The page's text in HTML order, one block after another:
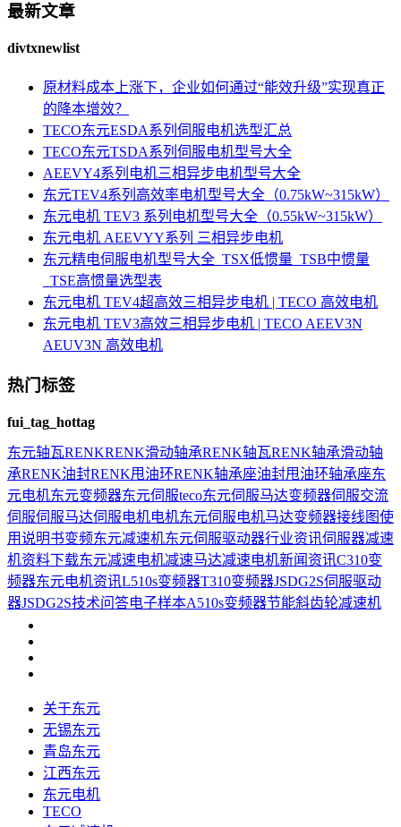
最新文章
divtxnewlist
原材料成本上涨下，企业如何通过“能效升级”实现真正
的降本增效？
TECO东元ESDA系列伺服电机选型汇总
TECO东元TSDA系列伺服电机型号大全
AEEVY4系列电机三相异步电机型号大全
东元TEV4系列高效率电机型号大全（0.75kW~315kW）
东元电机 TEV3 系列电机型号大全（0.55kW~315kW）
东元电机 AEEVYY系列 三相异步电机
东元精电伺服电机型号大全_TSX低惯量_TSB中惯量
_TSE高惯量选型表
东元电机 TEV4超高效三相异步电机 | TECO 高效电机
东元电机 TEV3高效三相异步电机 | TECO AEEV3N
AEUV3N 高效电机
热门标签
fui_tag_hottag
东元轴瓦RENKRENK滑动轴承RENK轴瓦RENK轴承滑动轴
承RENK油封RENK甩油环RENK轴承座油封甩油环轴承座东
元电机东元变频器东元伺服teco东元伺服马达变频器伺服交流
伺服伺服马达伺服电机电机东元伺服电机马达变频器接线图使
用说明书变频东元减速机东元伺服驱动器行业资讯伺服器减速
机资料下载东元减速电机减速马达减速电机新闻资讯C310变
频器东元电机资讯L510s变频器T310变频器JSDG2S伺服驱动
器JSDG2S技术问答电子样本A510s变频器节能斜齿轮减速机
关于东元
无锡东元
青岛东元
江西东元
东元电机
TECO